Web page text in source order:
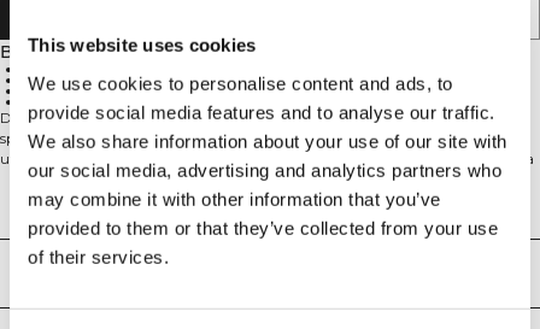
This website uses cookies
We use cookies to personalise content and ads, to
provide social media features and to analyse our traffic.
We also share information about your use of our site with
our social media, advertising and analytics partners who
may combine it with other information that you’ve
provided to them or that they’ve collected from your use
of their services.
Beskrivning
SWEATTECH™-teknologi
ICIW-logotyp på framsidan
95% Polyester, 5% Elastan
Designad för att prestera, skapad för att vinna. Smash-kollektionen är
speciellt framtagen för padelspelare med fokus på din prestation och
uthållighet. Med funktionella material och förstklassig design har vi lagt extra
omsorg på detaljerna så att du kan fokusera helt på spelet. Stretchigt material
för optimal passform, SWEATTECH™-teknologi som håller dig torr, ICIW-
logotyp på framsidan. 95% Polyester, 5% Elastan
Tekniska aspekter